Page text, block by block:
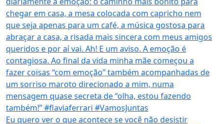
Eu quero ver o que acontece se você não desistir